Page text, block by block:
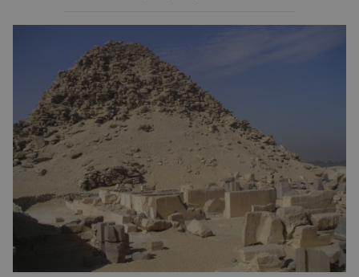
pojmenování Heracles inexpectatus a doba
jeho života je datována přibližně před 19
miliony lety. „Nový Zéland je dobře známý
svými velkými nelétavými ptáky. Dominantní
[…]